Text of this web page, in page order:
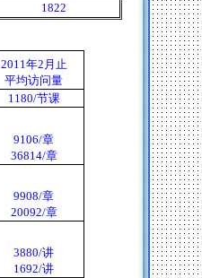
1822
2011年2 月止
平均访问量
1180/节课
9106/章
36814/章
9908/章
20092/章
3880/讲
1692/讲